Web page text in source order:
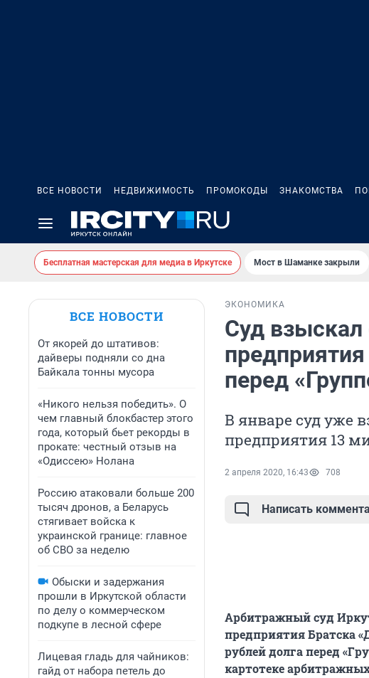
ВСЕ НОВОСТИ НЕДВИЖИМОСТЬ ПРОМОКОДЫ ЗНАКОМСТВА
Бесплатная мастерская для медиа в Иркутске Мост в Шаманке закрыли
ВСЕ НОВОСТИ
От якорей до штативов:
дайверы подняли со дна
Байкала тонны мусора
«Никого нельзя победить». О
чем главный блокбастер этого
года, который бьет рекорды в
прокате: честный отзыв на
«Одиссею» Нолана
Россию атаковали больше 200
тысяч дронов, а Беларусь
стягивает войска к
украинской границе: главное
об СВО за неделю
Обыски и задержания
прошли в Иркутской области
по делу о коммерческом
подкупе в лесной сфере
Лицевая гладь для чайников:
гайд от набора петель до
ЭКОНОМИКА
Суд взыскал
перед
В январе суд уже
предприятия 13
2 апреля 2020, 16:43 708
Написать
Арбитражный суд
предприятия Братска
рублей долга перед
картотеке